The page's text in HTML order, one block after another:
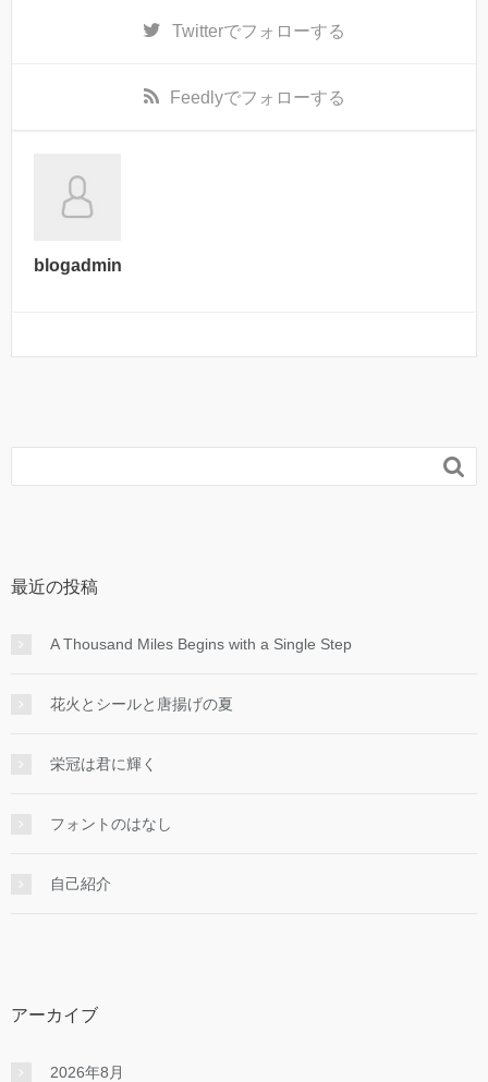
Twitterでフォローする
Feedlyでフォローする
blogadmin

最近の投稿
A Thousand Miles Begins with a Single Step
花火とシールと唐揚げの夏
栄冠は君に輝く
フォントのはなし
自己紹介
アーカイブ
2026年8月